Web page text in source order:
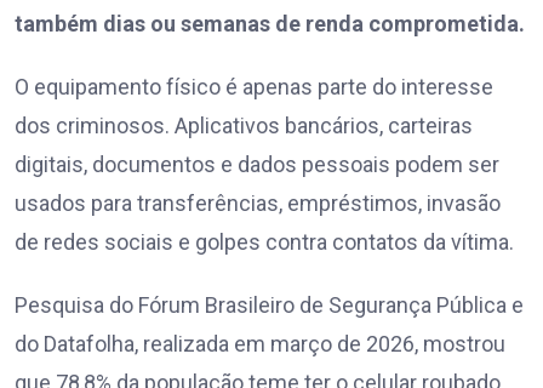
também dias ou semanas de renda comprometida.
O equipamento físico é apenas parte do interesse
dos criminosos. Aplicativos bancários, carteiras
digitais, documentos e dados pessoais podem ser
usados para transferências, empréstimos, invasão
de redes sociais e golpes contra contatos da vítima.
Pesquisa do Fórum Brasileiro de Segurança Pública e
do Datafolha, realizada em março de 2026, mostrou